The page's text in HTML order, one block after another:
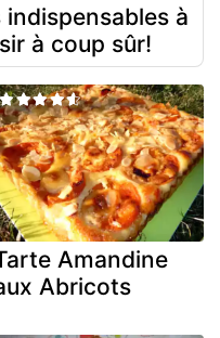
à
à coup sûr!
Amandine
Abricots